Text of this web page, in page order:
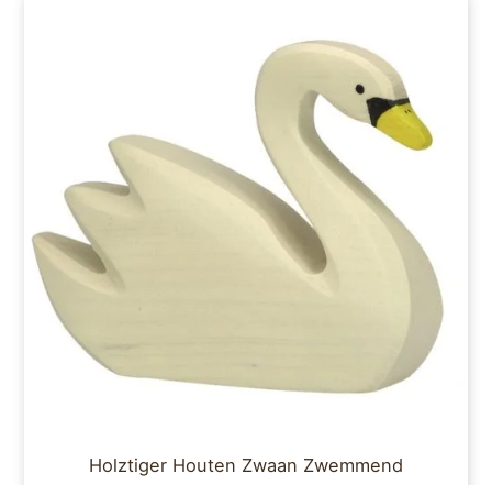
Holztiger Houten Zwaan Zwemmend